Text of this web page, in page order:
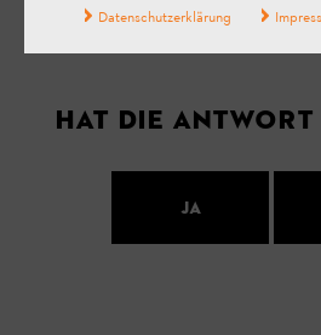
Hat die
Ja
Datenschutzerklärung